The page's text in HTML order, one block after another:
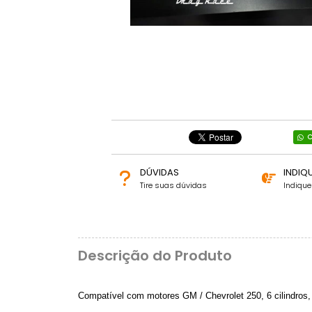
DÚVIDAS
Tire suas dúvidas
Descrição do Produto
Compatível com motores GM / Chevrolet 250, 6 cilindros,